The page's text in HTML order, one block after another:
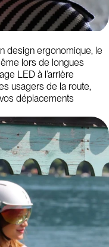
design ergonomique, le
lors de longues
LED à l’arrière
usagers de la route,
déplacements